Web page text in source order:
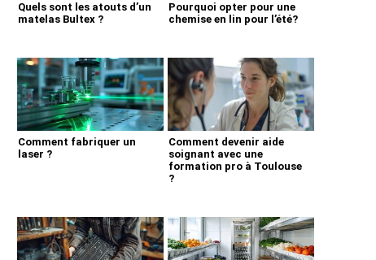
Quels sont les atouts d’un
matelas Bultex ?
Pourquoi opter pour une
chemise en lin pour l’été?
Comment fabriquer un
laser ?
Comment devenir aide
soignant avec une
formation pro à Toulouse
?